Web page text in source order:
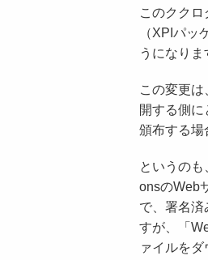
このクク
（XPIパ
うになりま
この変更
開する側
頒布する場
というの
onsのWeb
で、署名
すが、「
ァイルを